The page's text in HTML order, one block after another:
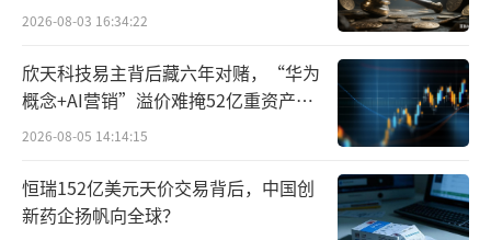
2026-08-03 16:34:22
欣天科技易主背后藏六年对赌，“华为
概念+AI营销”溢价难掩52亿重资产考
验
2026-08-05 14:14:15
恒瑞152亿美元天价交易背后，中国创
新药企扬帆向全球？